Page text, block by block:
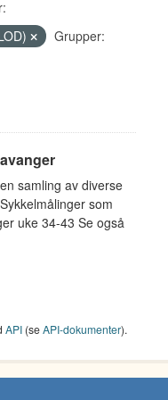
Grupper:
samling av diverse
som
uke 34-43 Se også
API (seAPI-dokumenter).